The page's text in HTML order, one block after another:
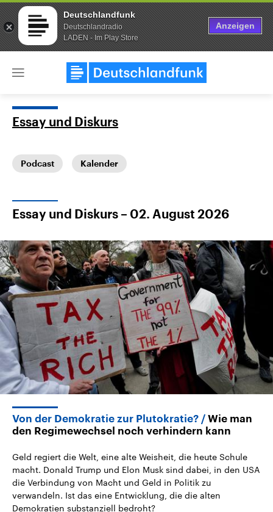
Deutschlandfunk
Deutschlandradio
LADEN - Im Play Store
Anzeigen
Close
Landtagswahl Sachsen-Anhalt
2026
Alle Informationen
Sachsen-Anhalt wählt am 6.
September 2026 einen neuen
Landtag. Seit 2021 wird das
Bundesland von einer Koalition aus
CDU, SPD und FDP regiert.-
Umfragen, Prognosen,
Wahlprogramme, aktuelle Berichte
und Hintergründe zu den Parteien
und Kandidaten der anstehenden
Wahl.
USA
Aktuelle Beiträge,
Hintergründe
Wirtschaftlich und
gehören die Vereinigten
den mächtigsten Ländern
mit großem Einfluss auf
aktuelle Weltgeschehen.
Sendungen Programm Podcasts
Audio-Archiv
Essay und Diskurs
Podcast Kalender
Essay und Diskurs – 02. August 2026
Von der Demokratie zur Plutokratie?
Wie man
den Regimewechsel noch verhindern kann
Geld regiert die Welt, eine alte Weisheit, die heute Schule
macht. Donald Trump und Elon Musk sind dabei, in den USA
die Verbindung von Macht und Geld in Politik zu
verwandeln. Ist das eine Entwicklung, die die alten
Demokratien substanziell bedroht?